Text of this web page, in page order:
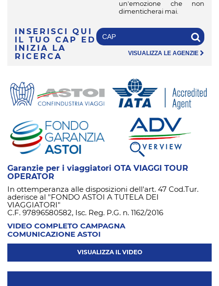
un'emozione che non
dimenticherai mai.
INSERISCI QUI
IL TUO CAP
ED
INIZIA LA
RICERCA
VISUALIZZA LE AGENZIE
Garanzie per i viaggiatori OTA VIAGGI TOUR
OPERATOR
In ottemperanza alle disposizioni dell'art. 47 Cod.Tur.
aderisce al "FONDO ASTOI A TUTELA DEI
VIAGGIATORI"
C.F. 97896580582, Isc. Reg. P.G. n. 1162/2016
VIDEO COMPLETO CAMPAGNA
COMUNICAZIONE ASTOI
VISUALIZZA IL VIDEO